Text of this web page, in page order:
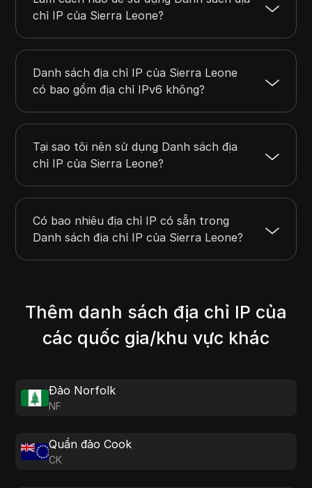
chỉ IP của Sierra Leone?
Danh sách địa chỉ IP của Sierra Leone
có bao gồm địa chỉ IPv6 không?
Tại sao tôi nên sử dụng Danh sách địa
chỉ IP của Sierra Leone?
Có bao nhiêu địa chỉ IP có sẵn trong
Danh sách địa chỉ IP của Sierra Leone?
Thêm danh sách địa chỉ IP của
các quốc gia/khu vực khác
Đảo Norfolk
NF
Quần đảo Cook
CK